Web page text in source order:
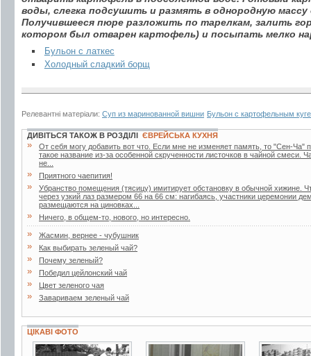
воды, слегка подсушить и размять в однородную
Получившееся пюре разложить по тарелкам, залить
котором был отварен картофель) и посыпать мелко
Бульон с латкес
Холодный сладкий борщ
Релевантні матеріали: Суп из маринованной вишни Бульон с картофельным
ДИВІТЬСЯ ТАКОЖ В РОЗДІЛІ ЄВРЕЙСЬКА КУХНЯ
»
От себя могу добавить вот что. Если мне не изменяет память, то "Сен-Ча"
такое название из-за особенной скрученности листочков в чайной смеси.
не...
» Приятного чаепития!
»
Убранство помещения (тясицу) имитирует обстановку в обычной хижине.
через узкий лаз размером 66 на 66 см: нагибаясь, участники церемонии
размещаются на циновках...
» Ничего, в общем-то, нового, но интересно.
» Жасмин, вернее - чубушник
» Как выбирать зеленый чай?
» Почему зеленый?
» Победил цейлонский чай
» Цвет зеленого чая
» Завариваем зеленый чай
ЦІКАВІ ФОТО
2 фото 2 фото